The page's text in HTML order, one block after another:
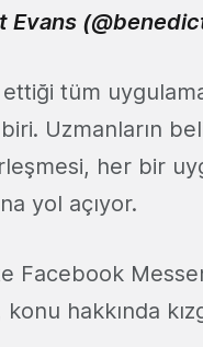
ettiği tüm
Uzmanların
her bir
yol açıyor.
Facebook
konu hakkında